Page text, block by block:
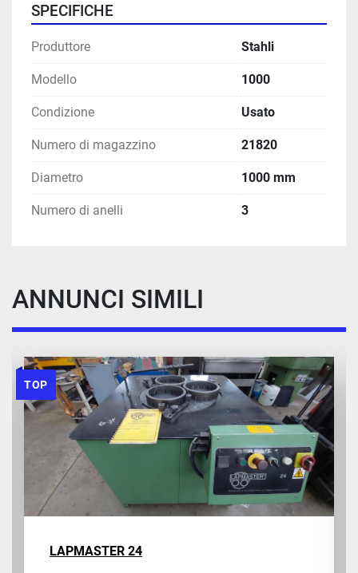
SPECIFICHE
Produttore Stahli
Modello 1000
Condizione Usato
Numero di magazzino 21820
Diametro 1000 mm
Numero di anelli 3
ANNUNCI SIMILI
TOP
LAPMASTER 24